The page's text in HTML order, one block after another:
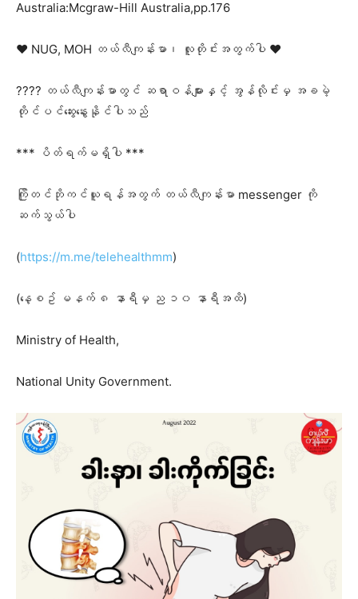
Australia:Mcgraw-Hill Australia,pp.176
❤️ NUG, MOH တယ်လီကျန်းမာ၊ လူတိုင်းအတွက်ပါ ❤️
???? တယ်လီကျန်းမာတွင် ဆရာဝန်များနှင့် အွန်လိုင်းမှ အခမဲ့
တိုင်ပင်ဆွေးနွေးနိုင်ပါသည်
*** ပိတ်ရက်မရှိပါ ***
ကြိုတင်ဘိုကင်ယူရန်အတွက် တယ်လီကျန်းမာ messenger ကို
ဆက်သွယ်ပါ
(https://m.me/telehealthmm)
(နေ့စဥ် မနက် ၈ နာရီမှ ည ၁၀ နာရီအထိ)
Ministry of Health,
National Unity Government.